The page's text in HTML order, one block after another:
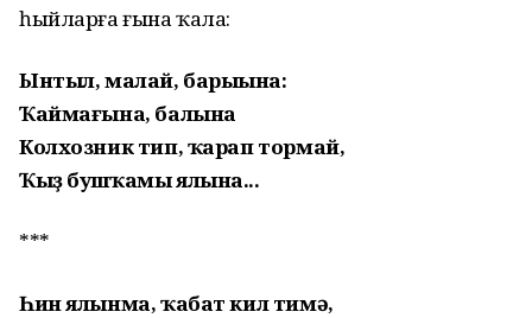
һыйларға ғына ҡала:
Ынтыл, малай, барыһына:
Ҡаймағына, балына
Колхозник тип, ҡарап тормай,
Ҡыҙ бушҡамы ялына...
***
Һин ялынма, ҡабат кил тимә,